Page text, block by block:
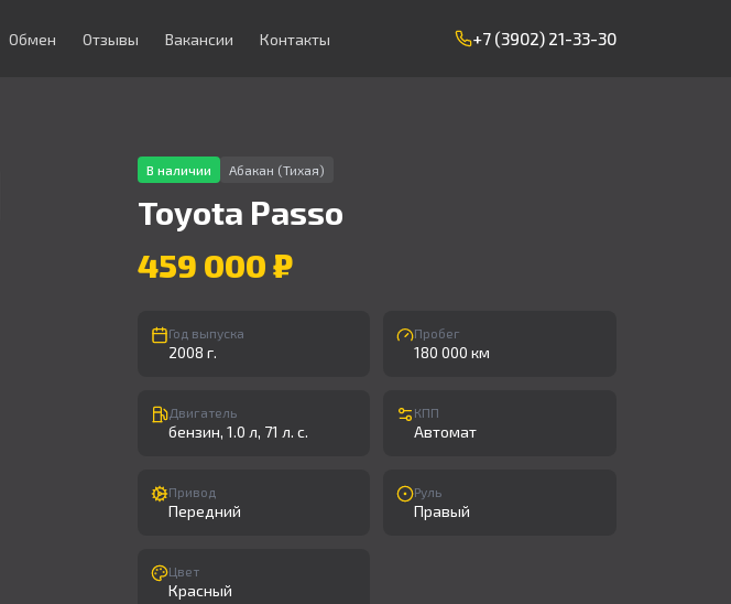
Обмен Отзывы Вакансии Контакты +7 (3902) 21-33-30
В наличии Абакан (Тихая)
Toyota Passo
459 000 ₽
Год выпуска
2008 г.
Пробег
180 000 км
Двигатель
бензин, 1.0 л, 71 л. с.
КПП
Автомат
Привод
Передний
Руль
Правый
Цвет
Красный